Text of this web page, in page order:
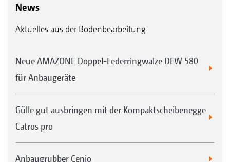
News
Aktuelles aus der Bodenbearbeitung
Neue AMAZONE Doppel-Federringwalze DFW 580
für Anbaugeräte
Gülle gut ausbringen mit der Kompaktscheibenegge
Catros pro
Anbaugrubber Cenio